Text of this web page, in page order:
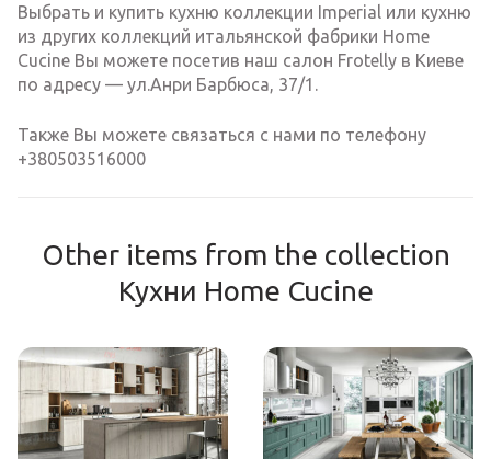
Выбрать и купить кухню коллекции Imperial или кухню
из других коллекций итальянской фабрики Home
Cucine Вы можете посетив наш салон Frotelly в Киеве
по адресу — ул.Анри Барбюса, 37/1.
Также Вы можете связаться с нами по телефону
+380503516000
Other items from the collection
Кухни Home Cucine